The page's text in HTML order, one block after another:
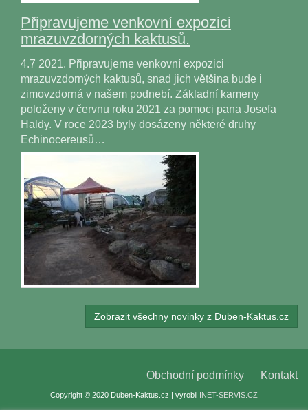
Připravujeme venkovní expozici
mrazuvzdorných kaktusů.
4.7 2021. Připravujeme venkovní expozici
mrazuvzdorných kaktusů, snad jich většina bude i
zimovzdorná v našem podnebí. Základní kameny
položeny v červnu roku 2021 za pomoci pana Josefa
Haldy. V roce 2023 byly dosázeny některé druhy
Echinocereusů…
Zobrazit všechny novinky z Duben-Kaktus.cz
Obchodní podmínky Kontakt
Copyright © 2020 Duben-Kaktus.cz | vyrobil INET-SERVIS.CZ